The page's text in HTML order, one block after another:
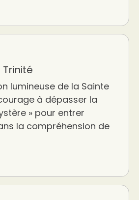
lumineuse de la Sainte
à dépasser la
» pour entrer
la compréhension de